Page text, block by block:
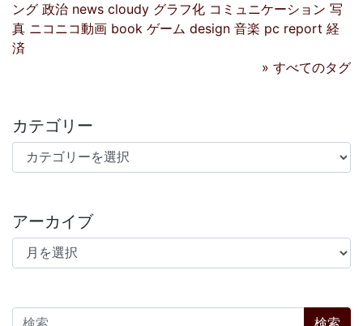
ング 政治 news cloudy グラフ化 コミュニケーション 写
真 ニコニコ動画 book ゲーム design 音楽 pc report 経
済
» すべてのタグ
カテゴリー
カテゴリー
アーカイブ
アーカイブ
検索: